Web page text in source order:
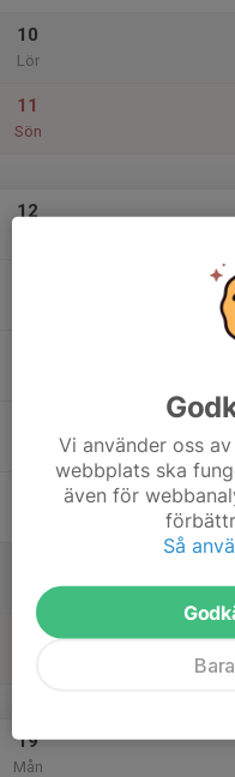
10
Lör
11
Sön
12
19
Mån
Vi använder oss
webbplats ska
även för
Så